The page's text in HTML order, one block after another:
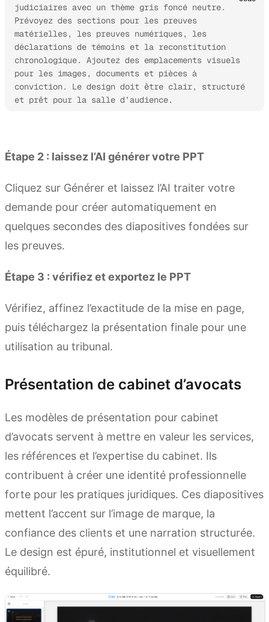
judiciaires avec un thème gris foncé neutre.
Prévoyez des sections pour les preuves
matérielles, les preuves numériques, les
déclarations de témoins et la reconstitution
chronologique. Ajoutez des emplacements visuels
pour les images, documents et pièces à
conviction. Le design doit être clair, structuré
et prêt pour la salle d’audience.
Étape 2 : laissez l’AI générer votre PPT
Cliquez sur Générer et laissez l’AI traiter votre
demande pour créer automatiquement en
quelques secondes des diapositives fondées sur
les preuves.
Étape 3 : vérifiez et exportez le PPT
Vérifiez, affinez l’exactitude de la mise en page,
puis téléchargez la présentation finale pour une
utilisation au tribunal.
Présentation de cabinet d’avocats
Les modèles de présentation pour cabinet
d’avocats servent à mettre en valeur les services,
les références et l’expertise du cabinet. Ils
contribuent à créer une identité professionnelle
forte pour les pratiques juridiques. Ces diapositives
mettent l’accent sur l’image de marque, la
confiance des clients et une narration structurée.
Le design est épuré, institutionnel et visuellement
équilibré.